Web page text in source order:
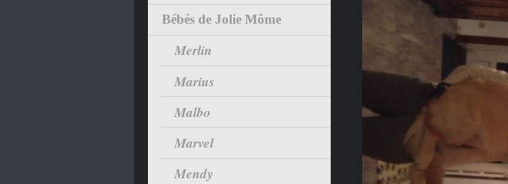
Bébés de Jolie Môme
Merlin
Marius
Malbo
Marvel
Mendy